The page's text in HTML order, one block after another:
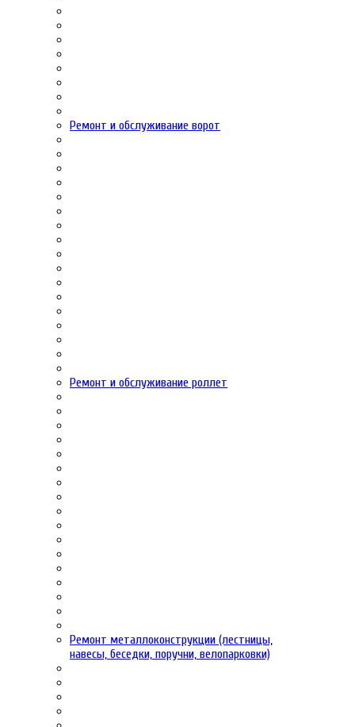
Ремонт и обслуживание ворот
Ремонт и обслуживание роллет
Ремонт металлоконструкции (лестницы,
навесы, беседки, поручни, велопарковки)